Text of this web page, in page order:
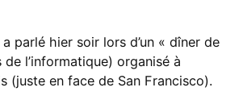
parlé hier soir lors d’un « dîner de
l’informatique) organisé à
(juste en face de San Francisco).